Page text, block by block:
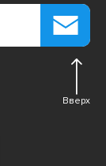
Вверх